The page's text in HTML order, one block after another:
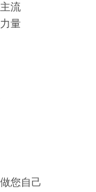
流
量
您自己